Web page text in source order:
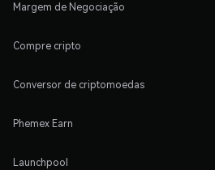
Margem de Negociação
Compre cripto
Conversor de criptomoedas
Phemex Earn
Launchpool